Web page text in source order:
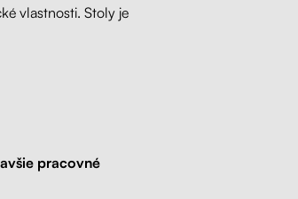
vlastnosti. Stoly je
pracovné